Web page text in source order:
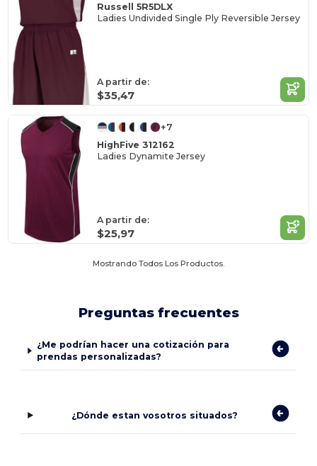
Russell 5R5DLX
Ladies Undivided Single Ply Reversible Jersey
A partir de:
$35,47
+7
HighFive 312162
Ladies Dynamite Jersey
A partir de:
$25,97
Mostrando Todos Los Productos.
Preguntas frecuentes
¿Me podrían hacer una cotización para
prendas personalizadas?
¿Dónde estan vosotros situados?